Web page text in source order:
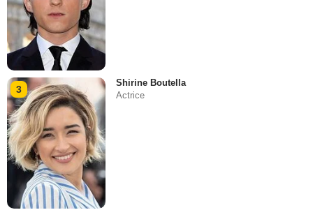
3
Shirine Boutella
Actrice